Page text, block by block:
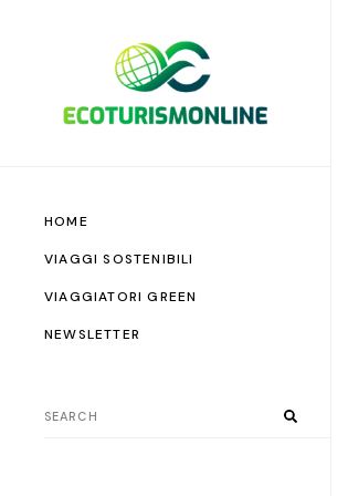
HOME
VIAGGI SOSTENIBILI
VIAGGIATORI GREEN
NEWSLETTER